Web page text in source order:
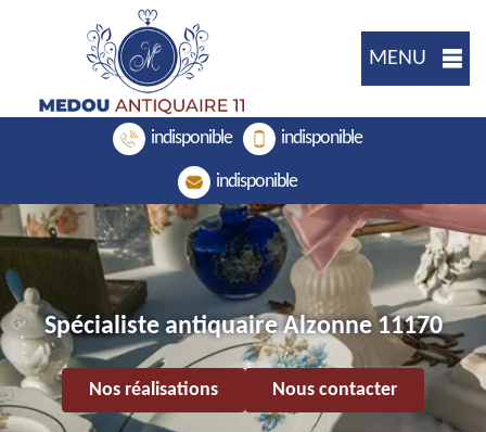
MENU
indisponible indisponible
indisponible
Spécialiste antiquaire Alzonne 11170
Nos réalisations Nous contacter